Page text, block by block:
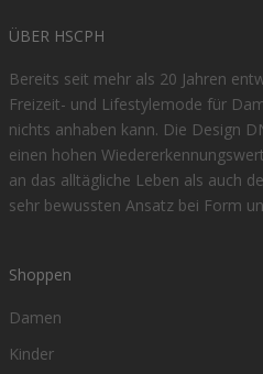
ÜBER HSCPH
Bereits seit mehr als 20 Jahren
Freizeit- und Lifestylemode für
nichts anhaben kann. Die Design
einen hohen
an das alltägliche Leben als auch
sehr bewussten Ansatz bei Form
Shoppen
Damen
Kinder